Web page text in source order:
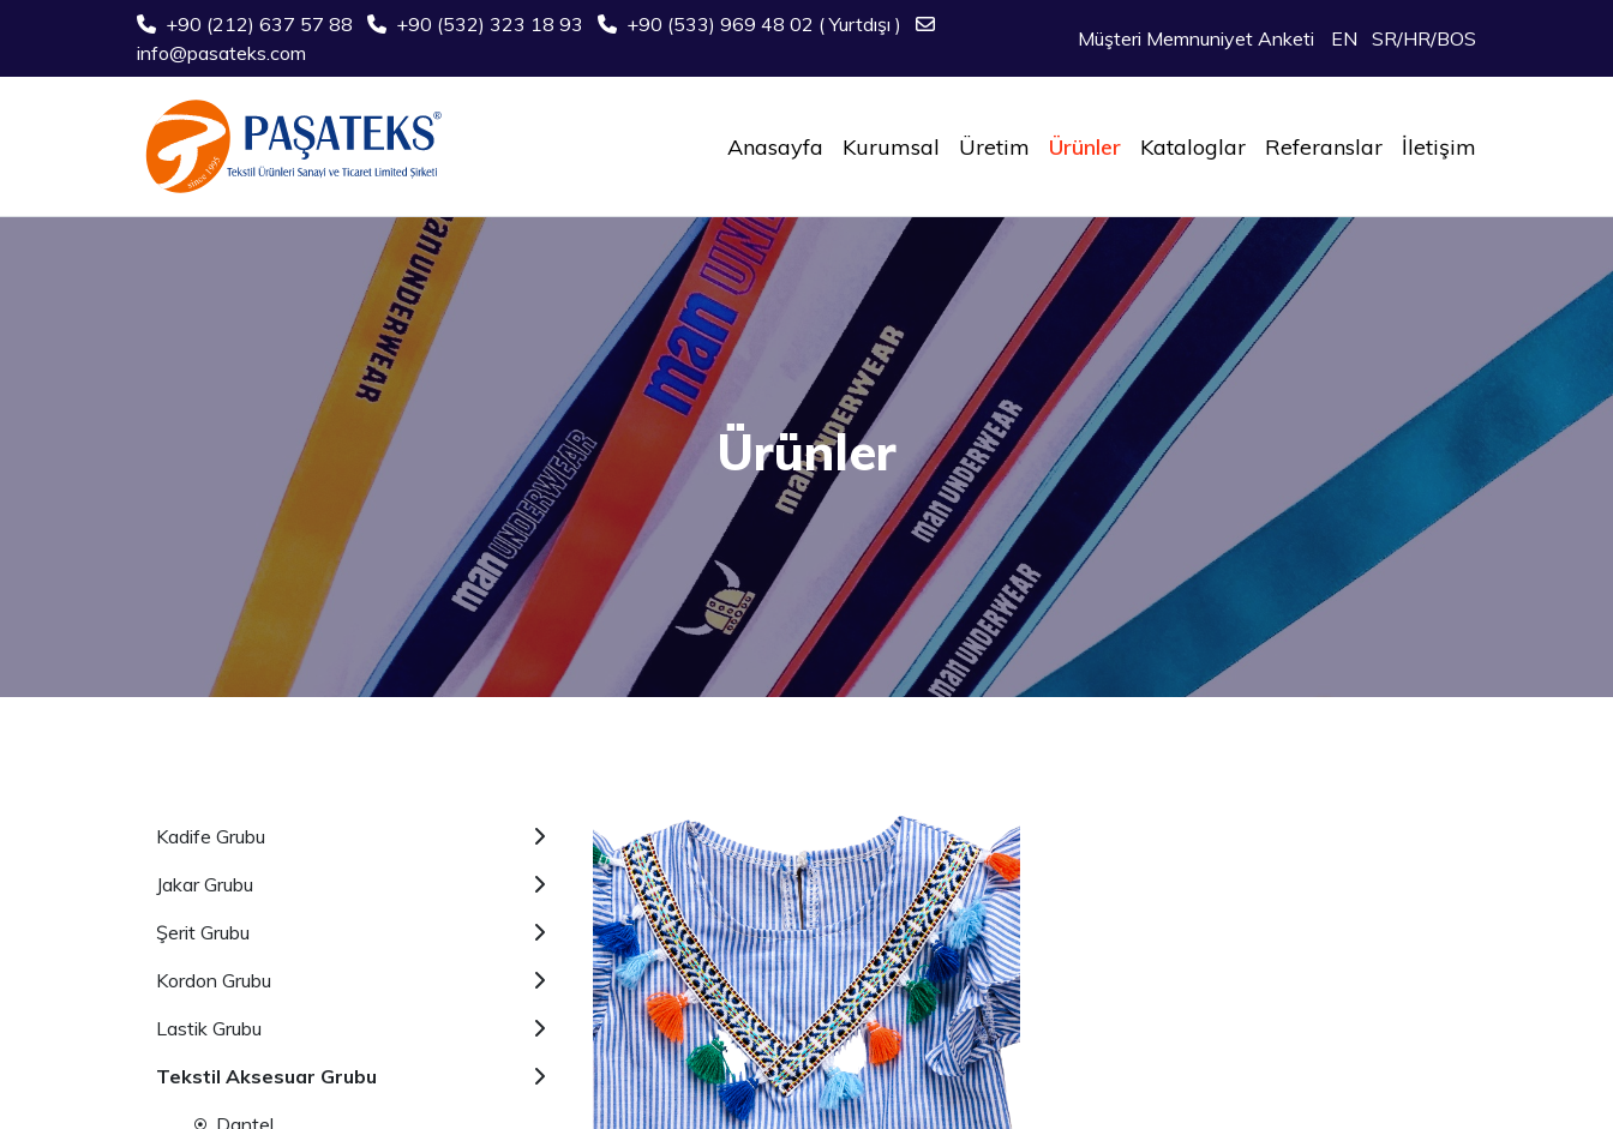
+90 (212) 637 57 88 +90 (532) 323 18 93
+90 (533) 969 48 02 ( Yurtdışı )
info@pasateks.com
Müşteri Memnuniyet Anketi EN SR/HR/BOS
Anasayfa Kurumsal Üretim Ürünler Kataloglar Referanslar İletişim
Ürünler
Kadife Grubu
Jakar Grubu
Şerit Grubu
Kordon Grubu
Lastik Grubu
Tekstil Aksesuar Grubu
Dantel